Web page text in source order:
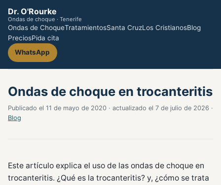
Dr. O'Rourke
Ondas de choque · Tenerife
Ondas de ChoqueTratamientosSanta CruzLos CristianosBlog
PreciosPida cita
WhatsApp
Ondas de choque en trocanteritis
Publicado el 11 de mayo de 2020 · actualizado el 7 de julio de 2026 ·
Blog
Este artículo explica el uso de las ondas de choque en
trocanteritis. ¿Qué es la trocanteritis? y, ¿cómo se trata